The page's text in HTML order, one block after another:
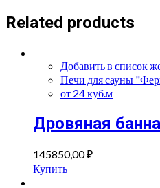
Related products
Добавить в список
Печи для сауны
от 24 куб.м
Дровяная
145850,00₽
Купить